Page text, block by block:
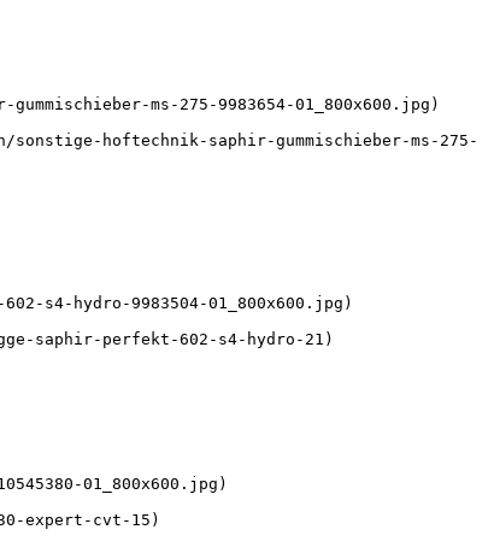
ms-275-9983654-01_800x600.jpg)
hoftechnik-saphir-gummischieber-ms-275-
s4-hydro-9983504-01_800x600.jpg)
saphir-perfekt-602-s4-hydro-21)
01_800x600.jpg)
expert-cvt-15)